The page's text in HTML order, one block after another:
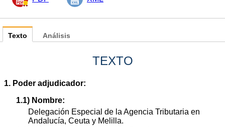
Texto
TEXTO
1. Poder adjudicador:
1.1) Nombre:
Delegación Especial de la Agencia Tributaria en
Andalucía, Ceuta y Melilla.
Análisis